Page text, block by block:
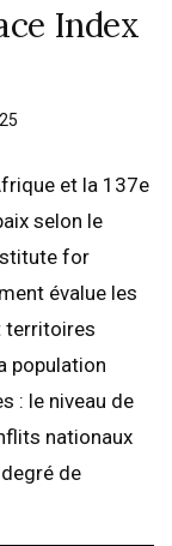
Index
et la 137e
selon le
for
évalue les
territoires
population
: le niveau de
nationaux
de